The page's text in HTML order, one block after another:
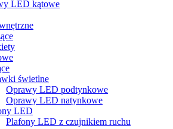
LED kątowe
świetlne
Oprawy LED podtynkowe
Oprawy LED natynkowe
LED
Plafony LED z czujnikiem ruchu